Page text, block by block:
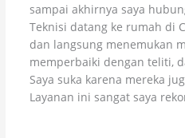
sampai akhirnya saya
Teknisi datang ke rumah di
dan langsung menemukan
memperbaiki dengan teliti,
Saya suka karena mereka
Layanan ini sangat saya